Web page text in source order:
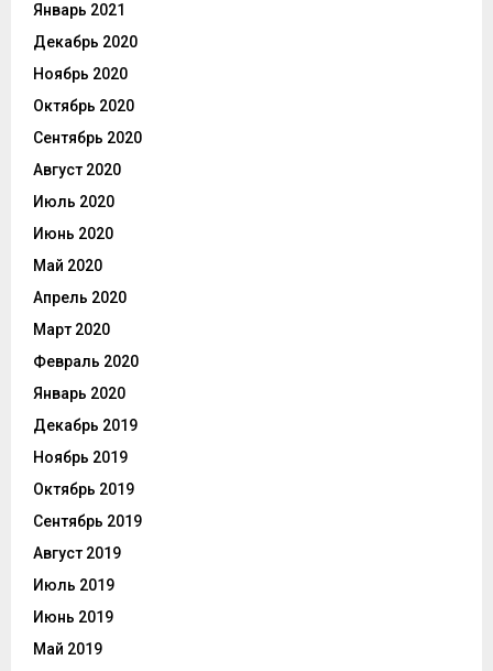
Январь 2021
Декабрь 2020
Ноябрь 2020
Октябрь 2020
Сентябрь 2020
Август 2020
Июль 2020
Июнь 2020
Май 2020
Апрель 2020
Март 2020
Февраль 2020
Январь 2020
Декабрь 2019
Ноябрь 2019
Октябрь 2019
Сентябрь 2019
Август 2019
Июль 2019
Июнь 2019
Май 2019